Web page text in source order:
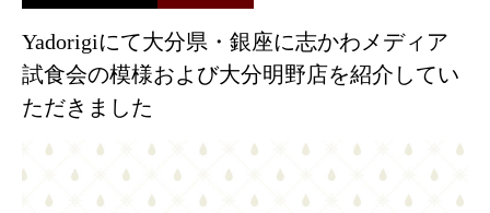
Yadorigiにて大分県・銀座に志かわメディア
試食会の模様および大分明野店を紹介してい
ただきました